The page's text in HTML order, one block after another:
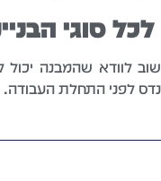
סוגי
לוודא שהמבנה
לפני התחלת העבודה.